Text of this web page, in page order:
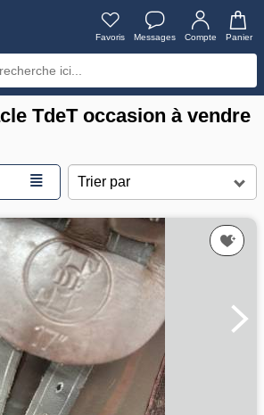
Favoris Messages Compte Panier
TdeT occasion à vendre
≣